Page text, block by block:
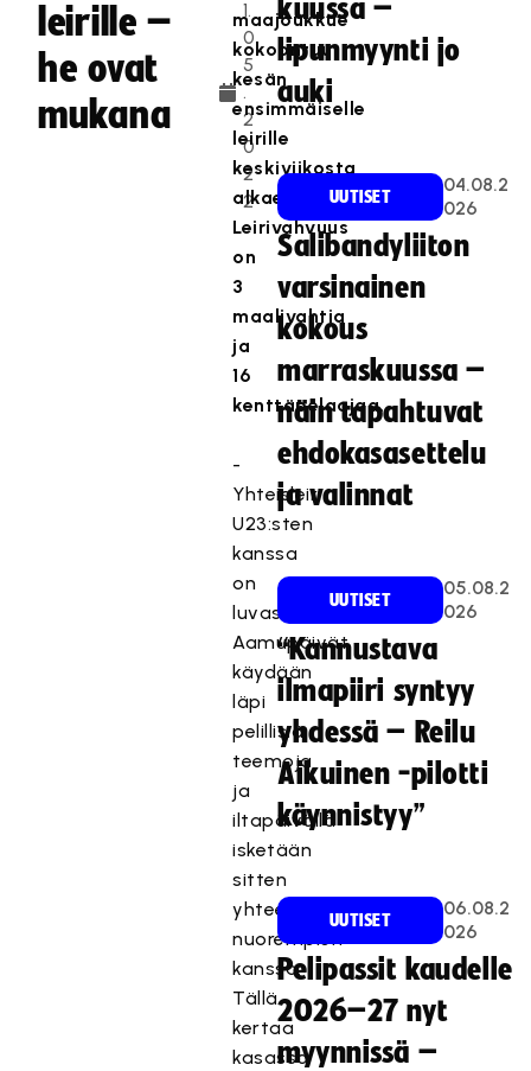
leirille –
he ovat
mukana
1.
0
5
.
2
0
2
2
maajoukkue
kokoontuu
kesän
ensimmäiselle
leirille
keskiviikosta
alkaen.
Leirivahvuus
on
3
maalivahtia
ja
16
kenttäpelaajaa.
-
Yhteisleiri
U23:sten
kanssa
on
luvassa.
Aamupäivät
käydään
läpi
pelillisiä
teemoja
ja
iltapäivällä
isketään
sitten
yhteen
nuorempien
kanssa.
Tällä
kertaa
kasassa
kuussa –
lipunmyynti jo
auki
UUTISET
04.08.2
026
Salibandyliiton
varsinainen
kokous
marraskuussa –
näin tapahtuvat
ehdokasasettelu
ja valinnat
UUTISET
05.08.2
026
“Kannustava
ilmapiiri syntyy
yhdessä – Reilu
Aikuinen -pilotti
käynnistyy”
UUTISET
06.08.2
026
Pelipassit kaudelle
2026–27 nyt
myynnissä –